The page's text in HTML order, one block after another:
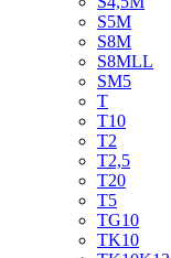
S5M
S8M
S8MLL
SM5
T
T10
T2
T2,5
T20
T5
TG10
TK10